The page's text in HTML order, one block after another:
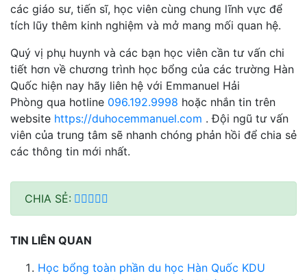
các giáo sư, tiến sĩ, học viên cùng chung lĩnh vực để
tích lũy thêm kinh nghiệm và mở mang mối quan hệ.
Quý vị phụ huynh và các bạn học viên cần tư vấn chi
tiết hơn về chương trình học bổng của các trường Hàn
Quốc hiện nay hãy liên hệ với Emmanuel Hải
Phòng qua hotline 096.192.9998 hoặc nhắn tin trên
website https://duhocemmanuel.com . Đội ngũ tư vấn
viên của trung tâm sẽ nhanh chóng phản hồi để chia sẻ
các thông tin mới nhất.
CHIA SẺ:
TIN LIÊN QUAN
Học bổng toàn phần du học Hàn Quốc KDU